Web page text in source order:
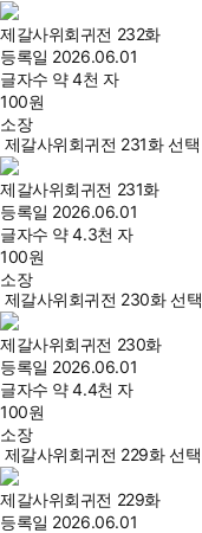
제갈사위회귀전 232화
등록일 2026.06.01
글자수 약 4천 자
100원
소장
제갈사위회귀전 231화 선택
제갈사위회귀전 231화
등록일 2026.06.01
글자수 약 4.3천 자
100원
소장
제갈사위회귀전 230화 선택
제갈사위회귀전 230화
등록일 2026.06.01
글자수 약 4.4천 자
100원
소장
제갈사위회귀전 229화 선택
제갈사위회귀전 229화
등록일 2026.06.01